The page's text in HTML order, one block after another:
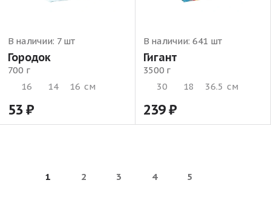
В наличии: 7 шт
Городок
700 г
16
14 16 см
53
В наличии: 641 шт
Гигант
3500 г
30
18 36.5 см
239
1 2 3 4 5